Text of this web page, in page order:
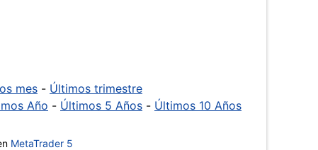
mes - Últimos trimestre
Año - Últimos 5 Años - Últimos 10 Años
MetaTrader 5